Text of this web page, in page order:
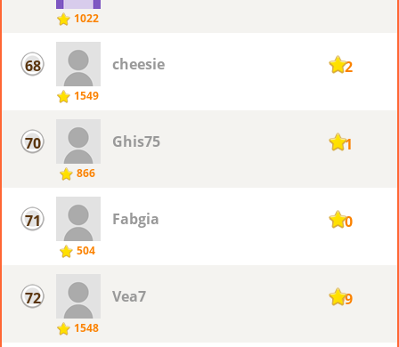
1022
68
1549
cheesie 112
70
866
Ghis75 111
71
504
Fabgia 110
72
1548
Vea7 109